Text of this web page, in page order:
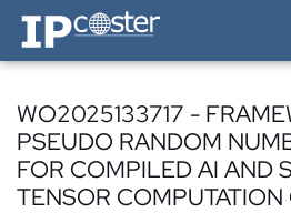
IP-Coster — Home
WO2025133717 -
PSEUDO RANDOM
FOR COMPILED AI AND
TENSOR COMPUTATION